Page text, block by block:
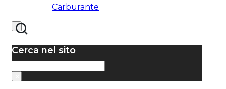
Carburante
Cerca nel sito